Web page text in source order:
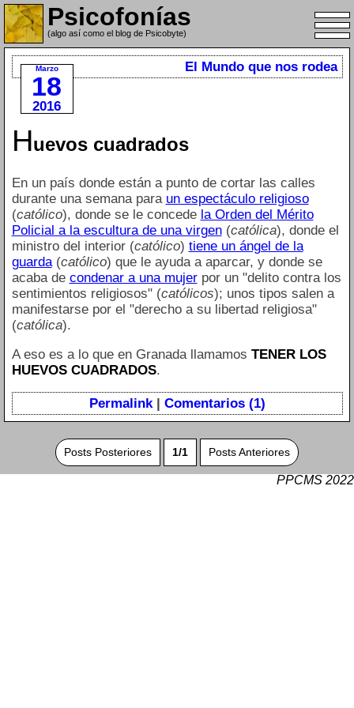
Psicofonías
(algo así como el blog de Psicobyte)
Marzo
18
2016
El Mundo que nos rodea
Huevos cuadrados
En un país donde están a punto de cortar las calles
durante una semana para un espectáculo religioso
(católico), donde se le concede la Orden del Mérito
Policial a la escultura de una virgen(católica), donde el
ministro del interior (católico) tiene un ángel de la
guarda(católico) que le ayuda a aparcar, y donde se
acaba de condenar a una mujerpor un "delito contra los
sentimientos religiosos" (católicos); unos tipos salen a
manifestarse por el "derecho a su libertad religiosa"
(católica).
A eso es a lo que en Granada llamamos TENER LOS
HUEVOS CUADRADOS.
Permalink| Comentarios (1)
Posts Posteriores 1/1 Posts Anteriores
PPCMS 2022